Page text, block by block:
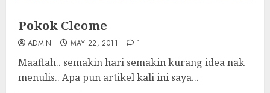
Pokok Cleome
ADMIN MAY 22, 2011 1
Maaflah.. semakin hari semakin kurang idea nak
menulis.. Apa pun artikel kali ini saya...